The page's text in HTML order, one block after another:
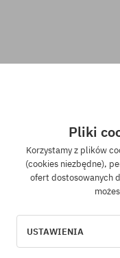
się do naszego newslettera,
Dodatkowo
Pliki
Korzystamy z plików
(cookies niezbędne),
ofert dostosowanych
USTAWIENIA